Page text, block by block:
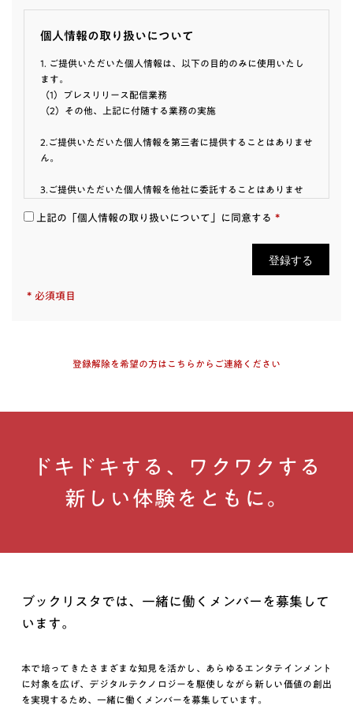
個人情報の取り扱いについて
1. ご提供いただいた個人情報は、以下の目的のみに使用いたし
ます。
（1）プレスリリース配信業務
（2）その他、上記に付随する業務の実施
2.ご提供いただいた個人情報を第三者に提供することはありませ
ん。
3.ご提供いただいた個人情報を他社に委託することはありませ
れる場合は、下記の個人情報に関する連絡先までご連絡くださ
＜個人情報に関する連絡先＞
5.個人情報の提供は必須ではありません。ただし、ご提供いただ
7.ご提供いただきました個人情報は、プレス登録を解除された場
合、責任を持って再生不能なかたちで破棄させていただきま
上記の「個人情報の取り扱いについて」に同意する *
* 必須項目
登録解除を希望の方はこちらからご連絡ください
ドキドキする、ワクワクする
新しい体験をともに。
ブックリスタでは、一緒に働くメンバーを募集して
います。
本で培ってきたさまざまな知見を活かし、あらゆるエンタテインメント
に対象を広げ、デジタルテクノロジーを駆使しながら新しい価値の創出
を実現するため、一緒に働くメンバーを募集しています。